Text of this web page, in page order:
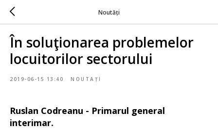
Noutăți
În soluţionarea problemelor
locuitorilor sectorului
2019-06-15 13:40 NOUTAȚI
Ruslan Codreanu - Primarul general
interimar.